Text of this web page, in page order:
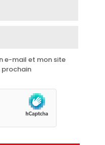
e-mail et mon site
prochain